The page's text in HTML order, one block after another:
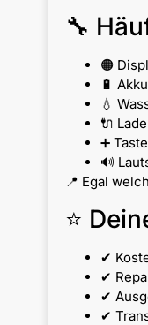
🔧
🟠
🔋
💧
🔌
➕
🔊
📍 Egal
⭐
✔
✔
✔
✔